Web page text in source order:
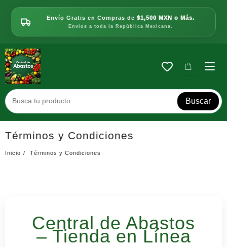
contenido
Envío Gratis en Compras de $1,500 MXN o Más.
Envíos a toda la República Mexicana.
Buscar
Términos y Condiciones
Inicio Términos y Condiciones
Central de Abastos
– Tienda en Línea